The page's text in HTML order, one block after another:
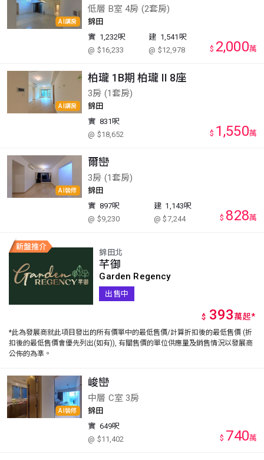
AI講房
低層 B室 4房 (2套房)
錦田
實 1,232呎
@ $16,233
建 1,541呎
@ $12,978
$ 2,000萬
AI講房
柏瓏 1B期 柏瓏 II 8座
3房 (1套房)
錦田
實 831呎
@ $18,652
$ 1,550萬
AI裝修
爾巒
3房 (1套房)
錦田
實 897呎
@ $9,230
建 1,143呎
@ $7,244
$ 828萬
錦田北
芊御
Garden Regency
出售中
$ 393萬起*
*此為發展商就此項目發出的所有價單中的最低售價/計算折扣後的最低售價 (折
扣後的最低售價會優先列出(如有)), 有關售價的單位供應量及銷售情況以發展商
公佈的為準。
AI裝修
峻巒
中層 C室 3房
錦田
實 649呎
@ $11,402
$ 740萬